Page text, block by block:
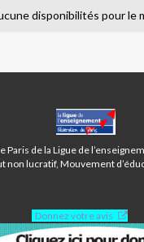
disponibilités pour le
CENTRE
PARIS
13ÈME
Paris de la Ligue de
non lucratif, Mouvement
Donnez votre avis